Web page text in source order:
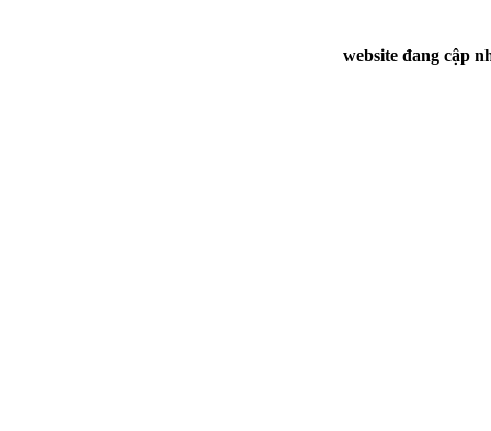
website đang cập